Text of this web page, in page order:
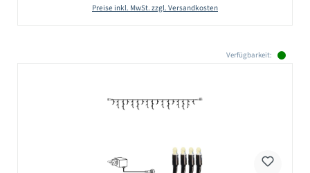
Preise inkl. MwSt. zzgl. Versandkosten
Verfügbarkeit: